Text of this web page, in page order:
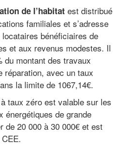
de l’habitat est distribué
familiales et s’adresse
bénéficiaires de
et aux revenus modestes. Il
du montant des travaux
réparation, avec un taux
la limite de 1067,14€.
à taux zéro est valable sur les
énergétiques de grande
de 20 000 à 30 000€ et est